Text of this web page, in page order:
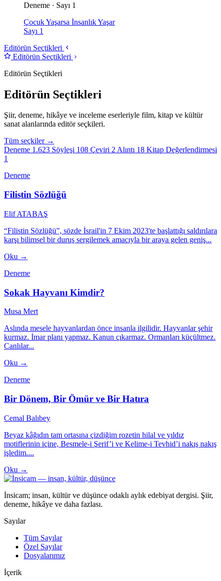
Deneme · Sayı 1
Çocuk Yaşarsa İnsanlık Yaşar
Sayı 1
Editörün Seçtikleri
Editörün Seçtikleri
Editörün Seçtikleri
Editörün Seçtikleri
Şiir, deneme, hikâye ve inceleme eserleriyle film, kitap ve kültür
sanat alanlarında editör seçkileri.
Tüm seçkiler →
Deneme 1.623 Söyleşi 108 Çeviri 2Alıntı 18 Kitap Değerlendirmesi
1
Deneme
Filistin Sözlüğü
Elif ATABAŞ
“Filistin Sözlüğü”, sözde İsrail'in 7 Ekim 2023'te başlattığı saldırılara
karşı bilimsel bir duruş sergilemek amacıyla bir araya gelen geniş...
Oku →
Deneme
Sokak Hayvanı Kimdir?
Musa Mert
Aslında mesele hayvanlardan önce insanla ilgilidir. Hayvanlar şehir
kurmaz. İmar planı yapmaz. Kanun çıkarmaz. Ormanları küçültmez.
Canlılar...
Oku →
Deneme
Bir Dönem, Bir Ömür ve Bir Hatıra
Cemal Balıbey
Beyaz kâğıdın tam ortasına çizdiğim rozetin hilal ve yıldız
motiflerinin içine, Besmele-i Şerif’i ve Kelime-i Tevhid’i nakış nakış
işledim....
Oku →
İnsicam; insan, kültür ve düşünce odaklı aylık edebiyat dergisi. Şiir,
deneme, hikâye ve daha fazlası.
Sayılar
Tüm Sayılar
Özel Sayılar
Dosyalarımız
İçerik